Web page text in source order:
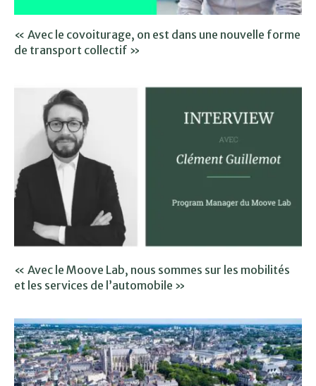
« Avec le covoiturage, on est dans une nouvelle forme
de transport collectif »
« Avec le Moove Lab, nous sommes sur les mobilités
et les services de l’automobile »